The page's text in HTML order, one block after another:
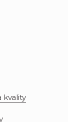
kvality